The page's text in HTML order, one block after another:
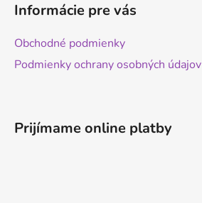
Informácie pre vás
Obchodné podmienky
Podmienky ochrany osobných údajov
Prijímame online platby